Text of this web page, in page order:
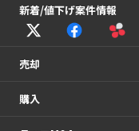
新着/値下げ案件情報
売却
購入